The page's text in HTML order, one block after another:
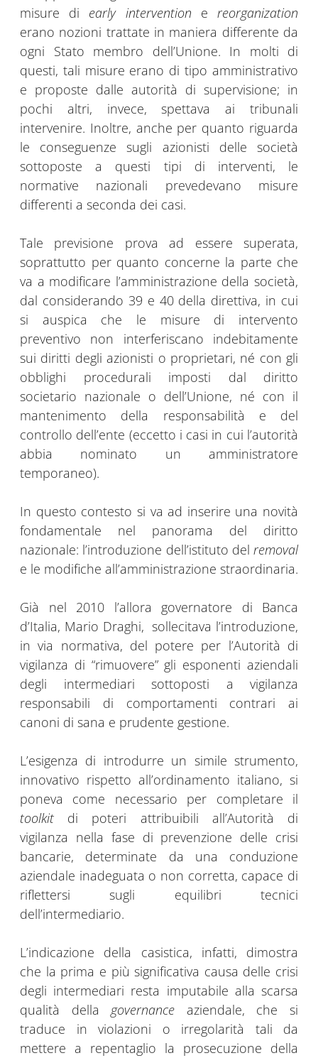
misure di early intervention ereorganization
erano nozioni trattate in maniera differente da
ogni Stato membro dell’Unione. In molti di
questi, tali misure erano di tipo amministrativo
e proposte dalle autorità di supervisione; in
pochi altri, invece, spettava ai tribunali
intervenire. Inoltre, anche per quanto riguarda
le conseguenze sugli azionisti delle società
sottoposte a questi tipi di interventi, le
normative nazionali prevedevano misure
differenti a seconda dei casi.
Tale previsione prova ad essere superata,
soprattutto per quanto concerne la parte che
va a modificare l’amministrazione della società,
dal considerando 39 e 40 della direttiva, in cui
si auspica che le misure di intervento
preventivo non interferiscano indebitamente
sui diritti degli azionisti o proprietari, né con gli
obblighi procedurali imposti dal diritto
societario nazionale o dell’Unione, né con il
mantenimento della responsabilità e del
controllo dell’ente (eccetto i casi in cui l’autorità
abbia nominato un amministratore
temporaneo).
In questo contesto si va ad inserire una novità
fondamentale nel panorama del diritto
nazionale: l’introduzione dell’istituto del removal
e le modifiche all’amministrazione straordinaria.
Già nel 2010 l’allora governatore di Banca
d’Italia, Mario Draghi, sollecitava l’introduzione,
in via normativa, del potere per l’Autorità di
vigilanza di “rimuovere” gli esponenti aziendali
degli intermediari sottoposti a vigilanza
responsabili di comportamenti contrari ai
canoni di sana e prudente gestione.
L’esigenza di introdurre un simile strumento,
innovativo rispetto all’ordinamento italiano, si
poneva come necessario per completare il
toolkit di poteri attribuibili all’Autorità di
vigilanza nella fase di prevenzione delle crisi
bancarie, determinate da una conduzione
aziendale inadeguata o non corretta, capace di
riflettersi sugli equilibri tecnici
dell’intermediario.
L’indicazione della casistica, infatti, dimostra
che la prima e più significativa causa delle crisi
degli intermediari resta imputabile alla scarsa
qualità dellagovernance aziendale, che si
traduce in violazioni o irregolarità tali da
mettere a repentaglio la prosecuzione della